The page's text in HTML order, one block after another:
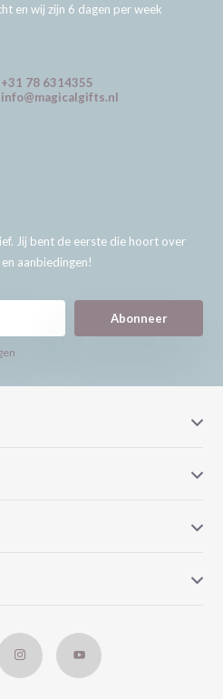
en wij zijn 6 dagen per week
+31 78 6314355
info@magicalgifts.nl
Jij bent de eerste die hoort over
aanbiedingen!
Abonneer